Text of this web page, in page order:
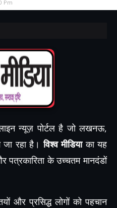
Pm
न्यूज़ पोर्टल है जो लखनऊ,
जा रहा है।विश्व मीडियाका यह
के उच्चतम मानदंडों
और प्रसिद्ध लोगों को पहचान